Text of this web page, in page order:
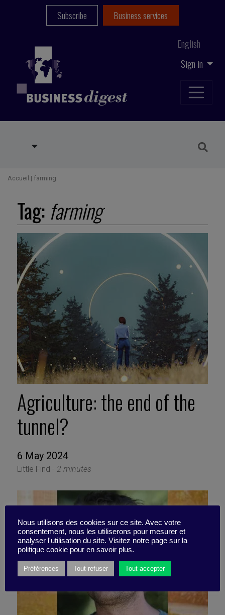
Sign in
English
Subscribe Business services
Accueil | farming
Tag: farming
Agriculture: the end of the
tunnel?
6 May 2024
Little Find - 2 minutes
Nous utilisons des cookies sur ce site. Avec votre
consentement, nous les utiliserons pour mesurer et
analyser l'utilisation du site. Visitez notre page sur la
politique cookie pour en savoir plus.
Préférences Tout refuser Tout accepter